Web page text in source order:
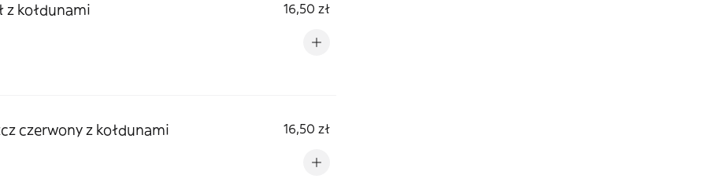
z kołdunami 16,50 zł
czerwony z kołdunami 16,50 zł